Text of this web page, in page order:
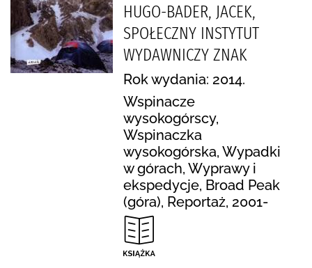
HUGO-BADER, JACEK,
SPOŁECZNY INSTYTUT
WYDAWNICZY ZNAK
Rok wydania: 2014.
Wspinacze
wysokogórscy,
Wspinaczka
wysokogórska, Wypadki
w górach, Wyprawy i
ekspedycje, Broad Peak
(góra), Reportaż, 2001-